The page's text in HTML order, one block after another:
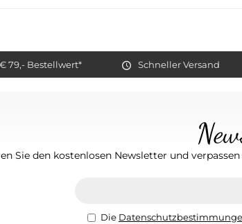
79,- Bestellwert* Schneller Versand
Sie den kostenlosen Newsletter und
Die